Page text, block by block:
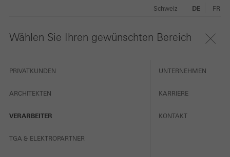
Wählen Sie Ihren gewünschten Bereich
PRIVATKUNDEN
ARCHITEKTEN
VERARBEITER
TGA & ELEKTROPARTNER
UNTERNEHMEN
KARRIERE
KONTAKT
Schweiz DE FR